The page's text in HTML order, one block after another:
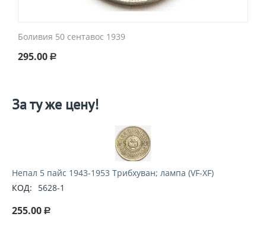
Боливия 50 сентавос 1939
295.00 Р
За ту же цену!
Непал 5 пайс 1943-1953 Трибхуван; лампа (VF-XF)
КОД:
5628-1
255.00 Р